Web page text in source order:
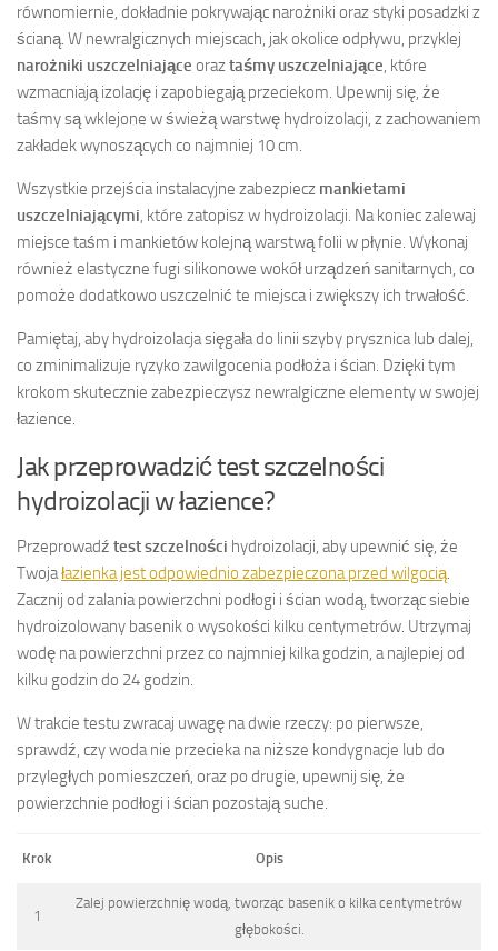
równomiernie, dokładnie pokrywając narożniki oraz styki posadzki z
ścianą. W newralgicznych miejscach, jak okolice odpływu, przyklej
narożniki uszczelniające oraztaśmy uszczelniające , które
wzmacniają izolację i zapobiegają przeciekom. Upewnij się, że
taśmy są wklejone w świeżą warstwę hydroizolacji, z zachowaniem
zakładek wynoszących co najmniej 10 cm.
Wszystkie przejścia instalacyjne zabezpiecz mankietami
uszczelniającymi , które zatopisz w hydroizolacji. Na koniec zalewaj
miejsce taśm i mankietów kolejną warstwą folii w płynie. Wykonaj
również elastyczne fugi silikonowe wokół urządzeń sanitarnych, co
pomoże dodatkowo uszczelnić te miejsca i zwiększy ich trwałość.
Pamiętaj, aby hydroizolacja sięgała do linii szyby prysznica lub dalej,
co zminimalizuje ryzyko zawilgocenia podłoża i ścian. Dzięki tym
krokom skutecznie zabezpieczysz newralgiczne elementy w swojej
łazience.
Jak przeprowadzić test szczelności
hydroizolacji w łazience?
Przeprowadź test szczelności hydroizolacji, aby upewnić się, że
Twojałazienka jest odpowiednio zabezpieczona przed wilgocią
Zacznij od zalania powierzchni podłogi i ścian wodą, tworząc siebie
hydroizolowany basenik o wysokości kilku centymetrów. Utrzymaj
wodę na powierzchni przez co najmniej kilka godzin, a najlepiej od
kilku godzin do 24 godzin.
W trakcie testu zwracaj uwagę na dwie rzeczy: po pierwsze,
sprawdź, czy woda nie przecieka na niższe kondygnacje lub do
przyległych pomieszczeń, oraz po drugie, upewnij się, że
powierzchnie podłogi i ścian pozostają suche.
Krok Opis
1
Zalej powierzchnię wodą, tworząc basenik o kilka centymetrów
głębokości.